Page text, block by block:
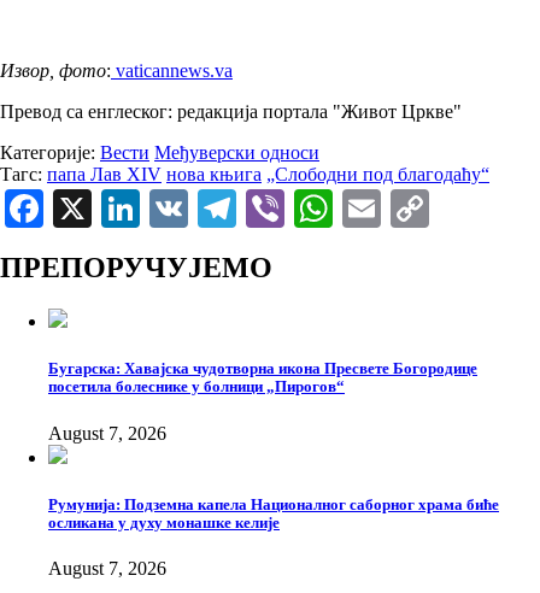
Извор, фото: vaticannews.va
Превод са енглеског: редакција портала "Живот Цркве"
Категорије: Вести Међуверски односи
Тагс: папа Лав XIV нова књига „Слободни под благодаћу“
Facebook
X LinkedIn
VK Telegram
ViberWhatsApp
Email
ПРЕПОРУЧУЈЕМО
Бугарска: Хавајска чудотворна икона Пресвете Богородице
посетила болеснике у болници „Пирогов“
August 7, 2026
Румунија: Подземна капела Националног саборног храма биће
осликана у духу монашке келије
August 7, 2026